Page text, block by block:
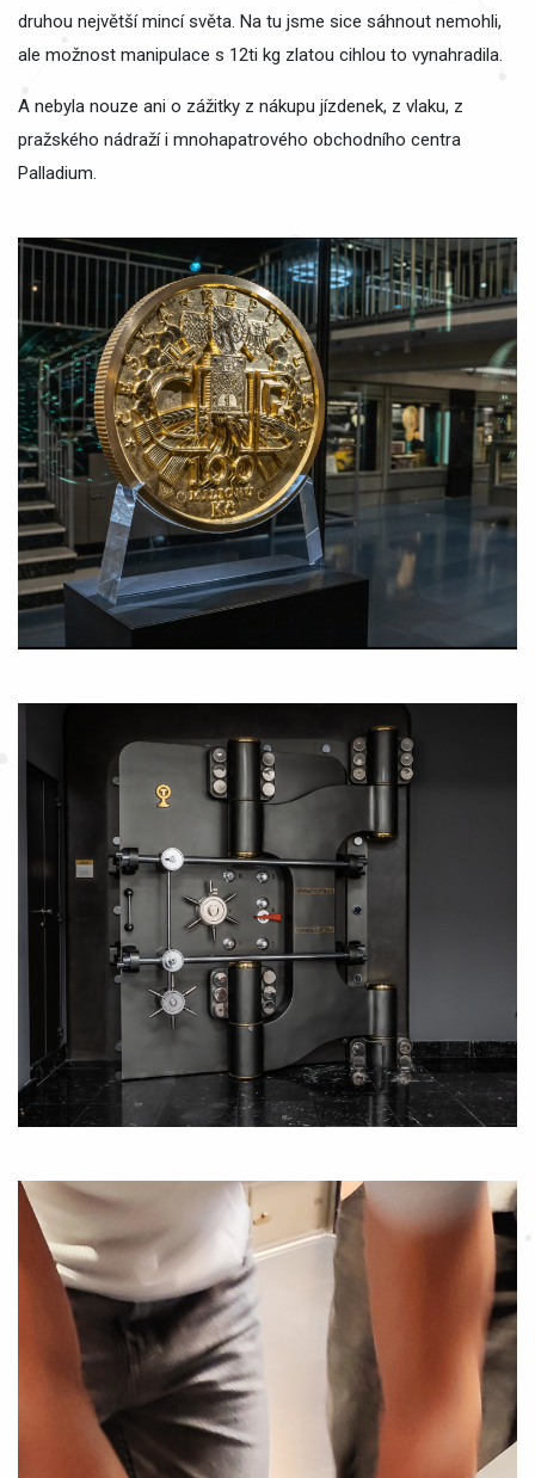
druhou největší mincí světa. Na tu jsme sice sáhnout nemohli,
ale možnost manipulace s 12ti kg zlatou cihlou to vynahradila.
A nebyla nouze ani o zážitky z nákupu jízdenek, z vlaku, z
pražského nádraží i mnohapatrového obchodního centra
Palladium.